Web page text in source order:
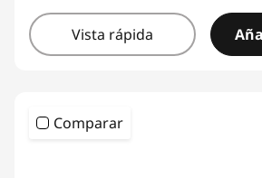
Vista rápida
Comparar